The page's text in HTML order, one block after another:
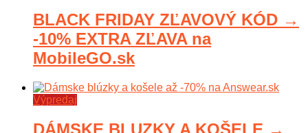
BLACK FRIDAY ZĽAVOVÝ KÓD →
-10% EXTRA ZĽAVA na
MobileGO.sk
Výpredaj
DÁMSKE BLUZKY A KOŠELE →